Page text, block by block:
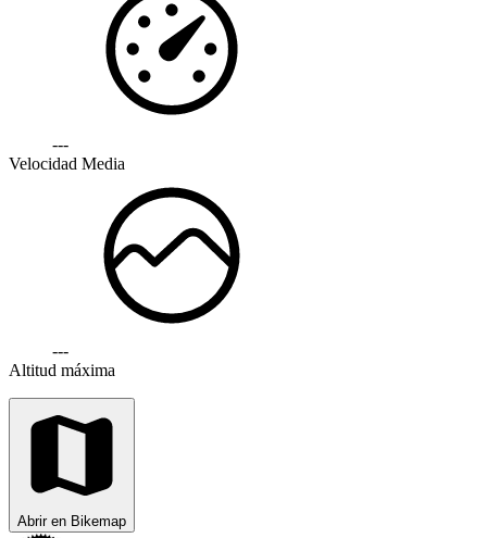
---
Velocidad Media
---
Altitud máxima
Abrir en Bikemap